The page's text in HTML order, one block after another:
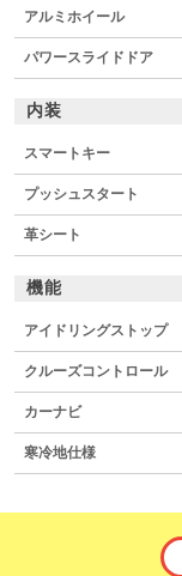
アルミホイール
パワースライドドア
内装
スマートキー
プッシュスタート
革シート
機能
アイドリングストップ
クルーズコントロール
カーナビ
寒冷地仕様